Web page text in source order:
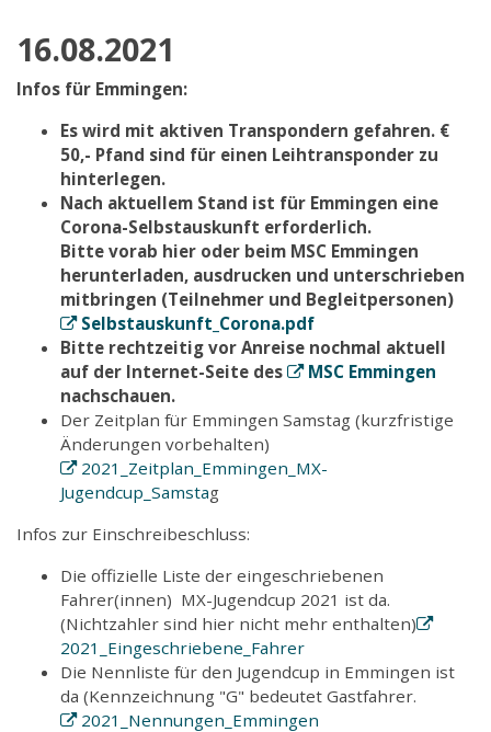
16.08.2021
Infos für Emmingen:
Es wird mit aktiven Transpondern gefahren. €
50,- Pfand sind für einen Leihtransponder zu
hinterlegen.
Nach aktuellem Stand ist für Emmingen eine
Corona-Selbstauskunft erforderlich.
Bitte vorab hier oder beim MSC Emmingen
herunterladen, ausdrucken und unterschrieben
mitbringen (Teilnehmer und Begleitpersonen)
Selbstauskunft_Corona.pdf
Bitte rechtzeitig vor Anreise nochmal aktuell
auf der Internet-Seite des
MSC Emmingen
nachschauen.
Der Zeitplan für Emmingen Samstag (kurzfristige
Änderungen vorbehalten)
2021_Zeitplan_Emmingen_MX-
Jugendcup_Samstag
Infos zur Einschreibeschluss:
Die offizielle Liste der eingeschriebenen
Fahrer(innen) MX-Jugendcup 2021 ist da.
(Nichtzahler sind hier nicht mehr enthalten)
2021_Eingeschriebene_Fahrer
Die Nennliste für den Jugendcup in Emmingen ist
da (Kennzeichnung "G" bedeutet Gastfahrer.
2021_Nennungen_Emmingen